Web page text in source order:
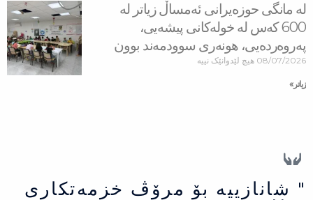
لە مانگی حوزەیرانی ئەمساڵ زیاتر له‌
600 كه‌س له‌ خولەكانی پیشەیی،
پەروەردەیی، هونەری سوودمه‌ند بوون
08/07/2026 هیچ لێدوانێک نییە
زیاتر »
" شانازییه بۆ مرۆڤ خزمەتكاری